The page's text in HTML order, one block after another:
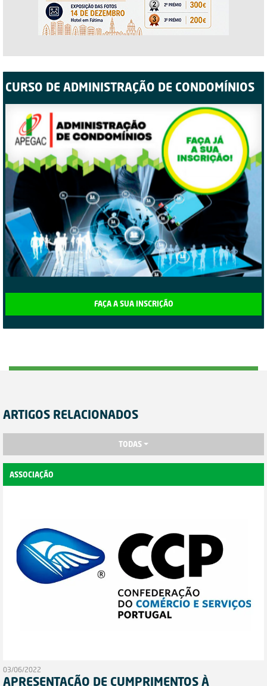
CURSO DE ADMINISTRAÇÃO DE CONDOMÍNIOS
FAÇA A SUA INSCRIÇÃO
ARTIGOS RELACIONADOS
TODAS
ASSOCIAÇÃO
03/06/2022
APRESENTAÇÃO DE CUMPRIMENTOS À